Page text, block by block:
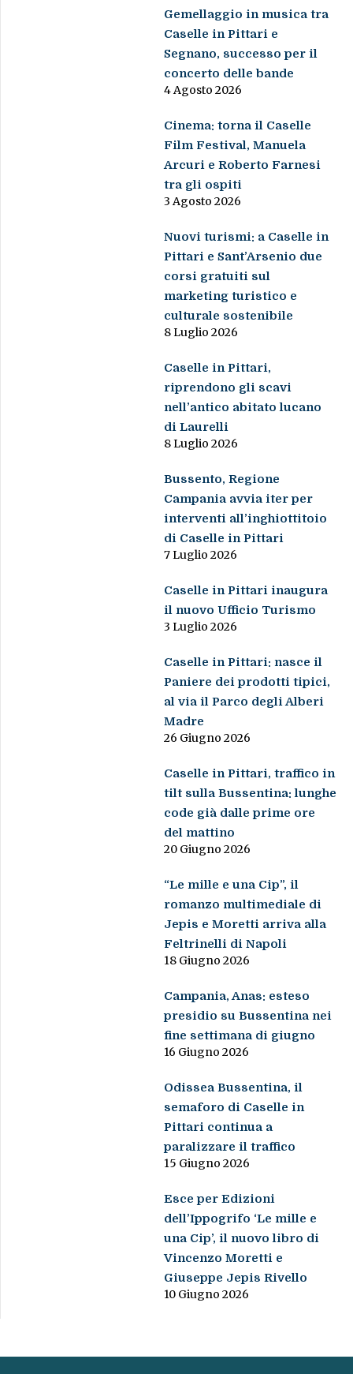
Gemellaggio in musica tra
Caselle in Pittari e
Segnano, successo per il
concerto delle bande
4 Agosto 2026
Cinema: torna il Caselle
Film Festival, Manuela
Arcuri e Roberto Farnesi
tra gli ospiti
3 Agosto 2026
Nuovi turismi: a Caselle in
Pittari e Sant’Arsenio due
corsi gratuiti sul
marketing turistico e
culturale sostenibile
8 Luglio 2026
Caselle in Pittari,
riprendono gli scavi
nell’antico abitato lucano
di Laurelli
8 Luglio 2026
Bussento, Regione
Campania avvia iter per
interventi all’inghiottitoio
di Caselle in Pittari
7 Luglio 2026
Caselle in Pittari inaugura
il nuovo Ufficio Turismo
3 Luglio 2026
Caselle in Pittari: nasce il
Paniere dei prodotti tipici,
al via il Parco degli Alberi
Madre
26 Giugno 2026
Caselle in Pittari, traffico in
tilt sulla Bussentina: lunghe
code già dalle prime ore
del mattino
20 Giugno 2026
“Le mille e una Cip”, il
romanzo multimediale di
Jepis e Moretti arriva alla
Feltrinelli di Napoli
18 Giugno 2026
Campania, Anas: esteso
presidio su Bussentina nei
fine settimana di giugno
16 Giugno 2026
Odissea Bussentina, il
semaforo di Caselle in
Pittari continua a
paralizzare il traffico
15 Giugno 2026
Esce per Edizioni
dell’Ippogrifo ‘Le mille e
una Cip’, il nuovo libro di
Vincenzo Moretti e
Giuseppe Jepis Rivello
10 Giugno 2026